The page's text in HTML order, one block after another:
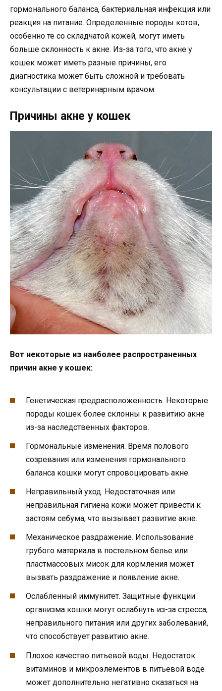
гормонального баланса, бактериальная инфекция или
реакция на питание. Определенные породы котов,
особенно те со складчатой кожей, могут иметь
больше склонность к акне. Из-за того, что акне у
кошек может иметь разные причины, его
диагностика может быть сложной и требовать
консультации с ветеринарным врачом.
Причины акне у кошек
Вот некоторые из наиболее распространенных
причин акне у кошек:
Генетическая предрасположенность. Некоторые
породы кошек более склонны к развитию акне
из-за наследственных факторов.
Гормональные изменения. Время полового
созревания или изменения гормонального
баланса кошки могут спровоцировать акне.
Неправильный уход. Недостаточная или
неправильная гигиена кожи может привести к
застоям себума, что вызывает развитие акне.
Механическое раздражение. Использование
грубого материала в постельном белье или
пластмассовых мисок для кормления может
вызвать раздражение и появление акне.
Ослабленный иммунитет. Защитные функции
организма кошки могут ослабнуть из-за стресса,
неправильного питания или других заболеваний,
что способствует развитию акне.
Плохое качество питьевой воды. Недостаток
витаминов и микроэлементов в питьевой воде
может дополнительно негативно сказаться на